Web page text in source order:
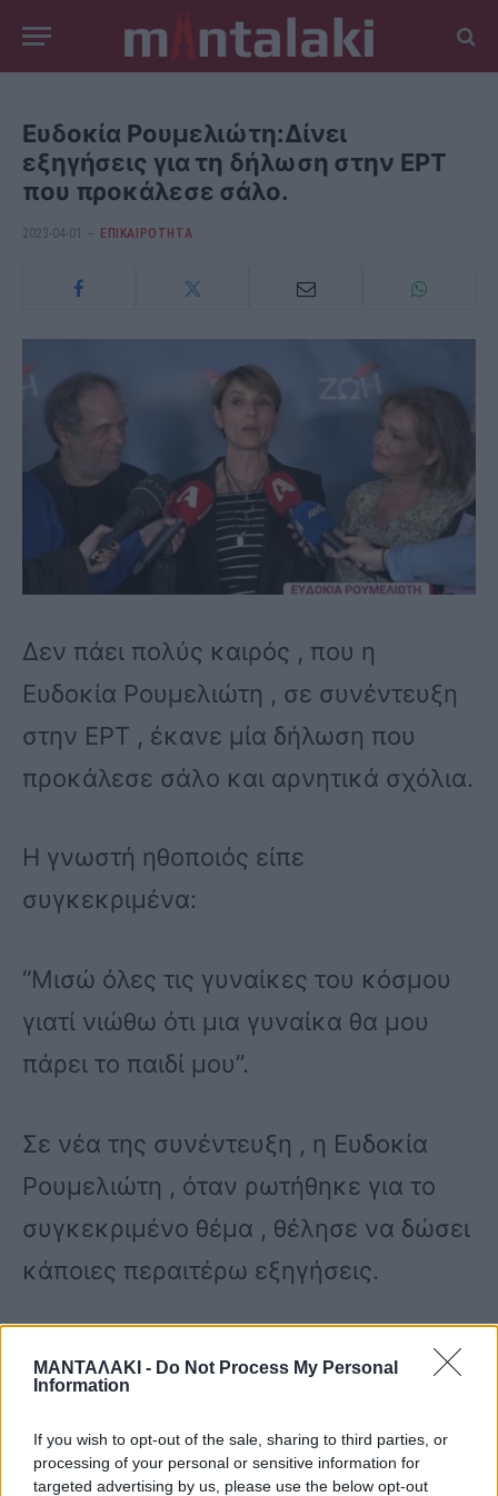
ΜΑΝΤΑΛΑΚΙ - Do Not Process My Personal
Information
If you wish to opt-out of the sale, sharing to third parties, or
processing of your personal or sensitive information for
targeted advertising by us, please use the below opt-out
Ευδοκία Ρουμελιώτη:Δίνει
εξηγήσεις για τη δήλωση στην ΕΡΤ
που προκάλεσε σάλο.
2023-04-01 ΕΠΙΚΑΙΡΟΤΗΤΑ
Δεν πάει πολύς καιρός , που η
Ευδοκία Ρουμελιώτη , σε συνέντευξη
στην ΕΡΤ , έκανε μία δήλωση που
προκάλεσε σάλο και αρνητικά σχόλια.
Η γνωστή ηθοποιός είπε
συγκεκριμένα:
“Μισώ όλες τις γυναίκες του κόσμου
γιατί νιώθω ότι μια γυναίκα θα μου
πάρει το παιδί μου”.
Σε νέα της συνέντευξη , η Ευδοκία
Ρουμελιώτη , όταν ρωτήθηκε για το
συγκεκριμένο θέμα , θέλησε να δώσει
κάποιες περαιτέρω εξηγήσεις.
“Δεν ήταν αυτή η δήλωση. Αυτό έγινε
με πάρα πολύ χιούμορ, με πάρα πολλή
πλάκα και ξαφνικά εγώ βλέπω στα
περιοδικά τίτλους: η Ευδοκία